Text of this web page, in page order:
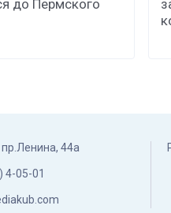
до Пермского
пр.Ленина, 44а
4-05-01